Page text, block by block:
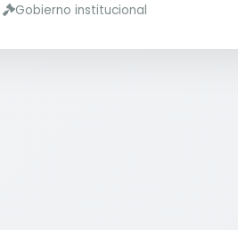
Gobierno institucional